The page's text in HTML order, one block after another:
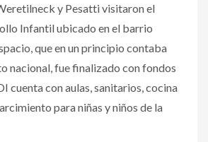
y Pesatti visitaron el
Infantil ubicado en el barrio
que en un principio contaba
nacional, fue finalizado con fondos
cuenta con aulas, sanitarios, cocina
para niñas y niños de la